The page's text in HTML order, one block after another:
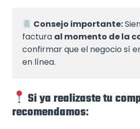
Consejo importante:
factura al momento de la
confirmar que el negocio sí
en línea.
Si ya realizaste tu
recomendamos: